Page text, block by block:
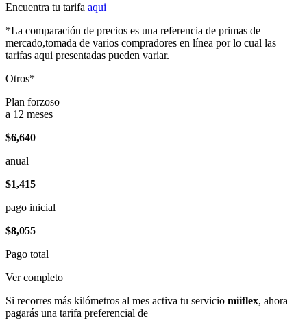
Encuentra tu tarifa aqui
*La comparación de precios es una referencia de primas de
mercado,tomada de varios compradores en línea por lo cual las
tarifas aqui presentadas pueden variar.
Otros*
Plan forzoso
a 12 meses
$6,640
anual
$1,415
pago inicial
$8,055
Pago total
Ver completo
Si recorres más kilómetros al mes activa tu servicio miiflex, ahora
pagarás una tarifa preferencial de